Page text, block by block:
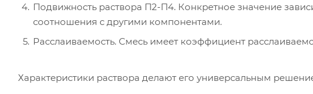
Подвижность раствора П2-П4. Конкретное значение
соотношения с другими компонентами.
Расслаиваемость. Смесь имеет коэффициент
Характеристики раствора делают его универсальным